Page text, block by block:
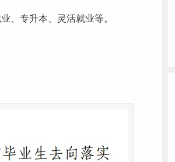
、专升本、灵活就业等。